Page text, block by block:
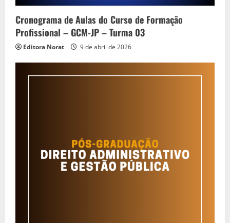
i
n
g
Cronograma de Aulas do Curso de Formação
Profissional – GCM-JP – Turma 03
Editora Norat 9 de abril de 2026